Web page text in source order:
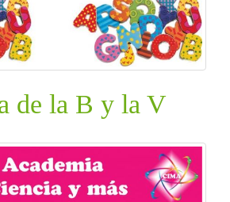
de la B y la V